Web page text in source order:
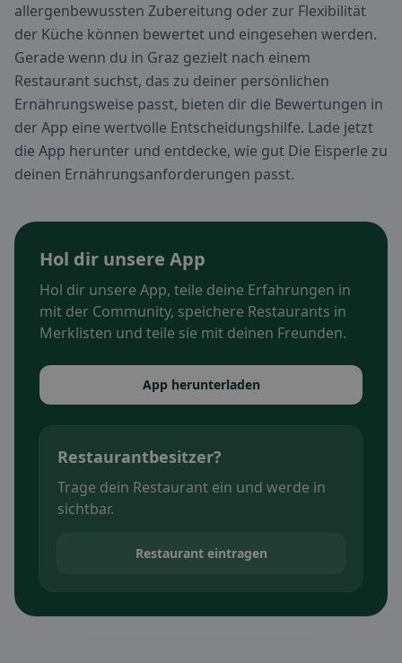
allergenbewussten Zubereitung oder zur Flexibilität
der Küche können bewertet und eingesehen werden.
Gerade wenn du in Graz gezielt nach einem
Restaurant suchst, das zu deiner persönlichen
Ernährungsweise passt, bieten dir die Bewertungen in
der App eine wertvolle Entscheidungshilfe. Lade jetzt
die App herunter und entdecke, wie gut Die Eisperle zu
deinen Ernährungsanforderungen passt.
Hol dir unsere App
Hol dir unsere App, teile deine Erfahrungen in
mit der Community, speichere Restaurants in
Merklisten und teile sie mit deinen Freunden.
App herunterladen
Restaurantbesitzer?
Trage dein Restaurant ein und werde in
sichtbar.
Restaurant eintragen